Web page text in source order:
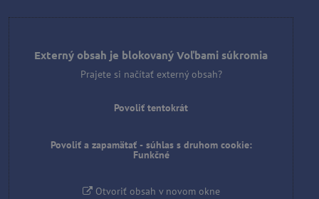
Externý obsah je blokovaný Voľbami súkromia
Prajete si načítať externý obsah?
Povoliť tentokrát
Povoliť a zapamätať - súhlas s druhom cookie:
Funkčné
Otvoriť obsah v novom okne